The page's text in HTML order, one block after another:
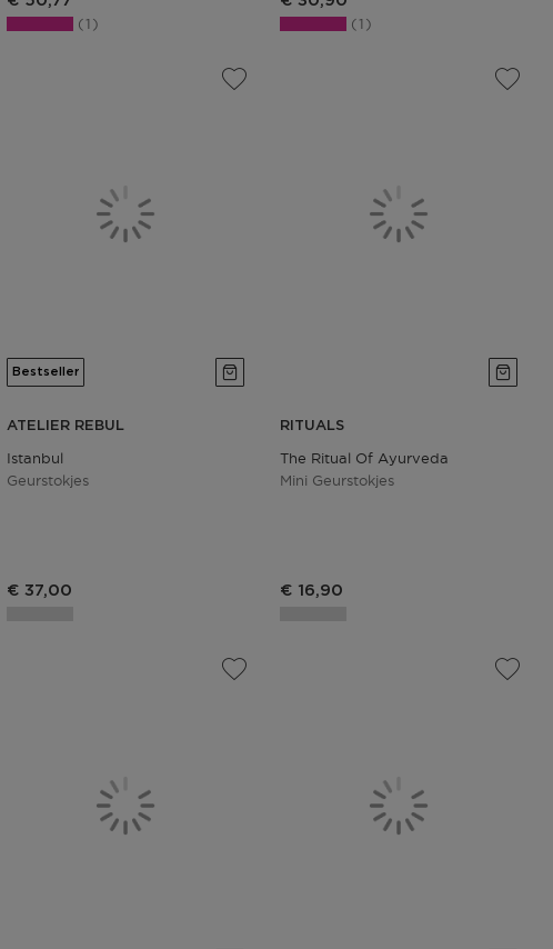
1 1
Bestseller
ATELIER REBUL
Istanbul
Geurstokjes
€ 37,00
RITUALS
The Ritual Of Ayurveda
Mini Geurstokjes
€ 16,90